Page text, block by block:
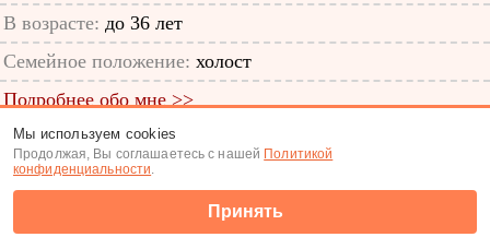
В возрасте: до 36 лет
Семейное положение: холост
Подробнее обо мне >>
ID анкеты: 48386039
Знакомства|Поиск анкет
Мы используем cookies
Продолжая, Вы соглашаетесь с нашей Политикой
конфиденциальности.
Принять